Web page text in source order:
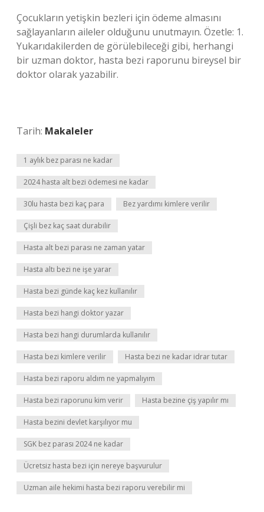
Çocukların yetişkin bezleri için ödeme almasını
sağlayanların aileler olduğunu unutmayın. Özetle: 1.
Yukarıdakilerden de görülebileceği gibi, herhangi
bir uzman doktor, hasta bezi raporunu bireysel bir
doktor olarak yazabilir.
Tarih: Makaleler
1 aylık bez parası ne kadar
2024 hasta alt bezi ödemesi ne kadar
30lu hasta bezi kaç para Bez yardımı kimlere verilir
Çişli bez kaç saat durabilir
Hasta alt bezi parası ne zaman yatar
Hasta altı bezi ne işe yarar
Hasta bezi günde kaç kez kullanılır
Hasta bezi hangi doktor yazar
Hasta bezi hangi durumlarda kullanılır
Hasta bezi kimlere verilir Hasta bezi ne kadar idrar tutar
Hasta bezi raporu aldım ne yapmalıyım
Hasta bezi raporunu kim verir Hasta bezine çiş yapılır mı
Hasta bezini devlet karşılıyor mu
SGK bez parası 2024 ne kadar
Ücretsiz hasta bezi için nereye başvurulur
Uzman aile hekimi hasta bezi raporu verebilir mi